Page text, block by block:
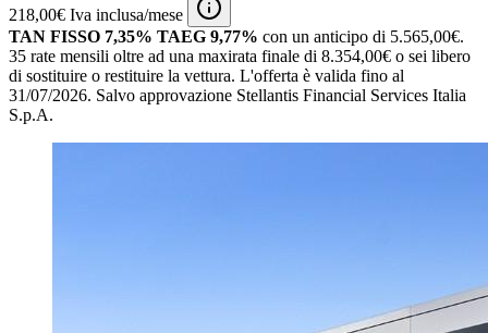
218,00€ Iva inclusa/mese
TAN FISSO 7,35% TAEG 9,77% con un anticipo di 5.565,00€.
35 rate mensili oltre ad una maxirata finale di 8.354,00€ o sei libero
di sostituire o restituire la vettura. L'offerta è valida fino al
31/07/2026. Salvo approvazione Stellantis Financial Services Italia
S.p.A.